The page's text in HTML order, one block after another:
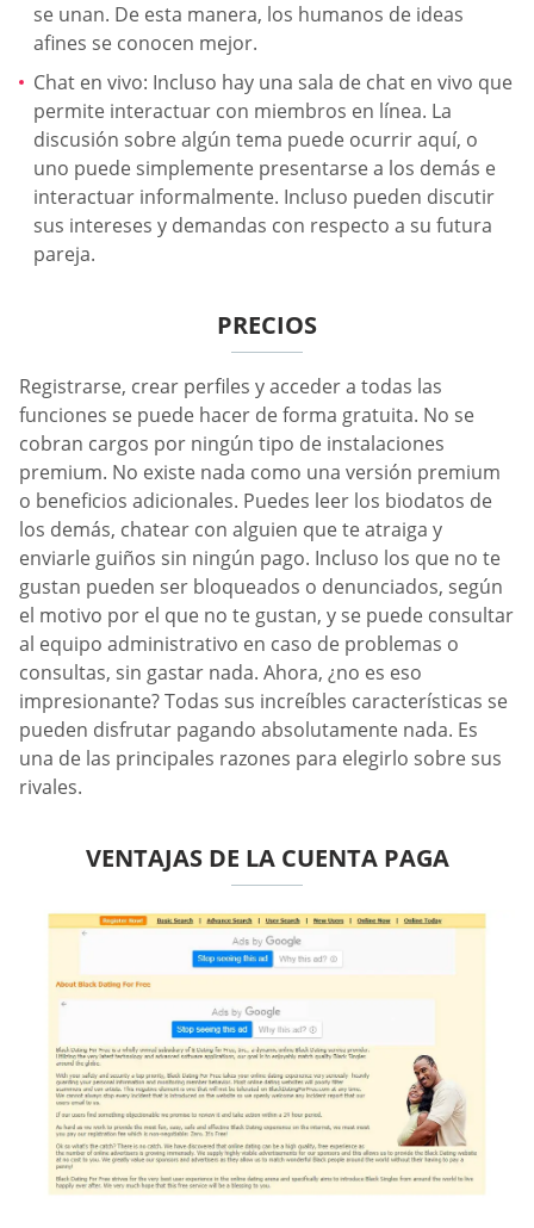
se unan. De esta manera, los humanos de ideas
afines se conocen mejor.
Chat en vivo: Incluso hay una sala de chat en vivo que
permite interactuar con miembros en línea. La
discusión sobre algún tema puede ocurrir aquí, o
uno puede simplemente presentarse a los demás e
interactuar informalmente. Incluso pueden discutir
sus intereses y demandas con respecto a su futura
pareja.
PRECIOS
Registrarse, crear perfiles y acceder a todas las
funciones se puede hacer de forma gratuita. No se
cobran cargos por ningún tipo de instalaciones
premium. No existe nada como una versión premium
o beneficios adicionales. Puedes leer los biodatos de
los demás, chatear con alguien que te atraiga y
enviarle guiños sin ningún pago. Incluso los que no te
gustan pueden ser bloqueados o denunciados, según
el motivo por el que no te gustan, y se puede consultar
al equipo administrativo en caso de problemas o
consultas, sin gastar nada. Ahora, ¿no es eso
impresionante? Todas sus increíbles características se
pueden disfrutar pagando absolutamente nada. Es
una de las principales razones para elegirlo sobre sus
rivales.
VENTAJAS DE LA CUENTA PAGA